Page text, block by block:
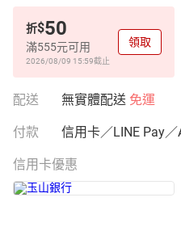
折$50
滿555元可用
2026/08/09 15:59截止
領取
配送 無實體配送 免運
付款 信用卡／LINE Pay／
信用卡優惠